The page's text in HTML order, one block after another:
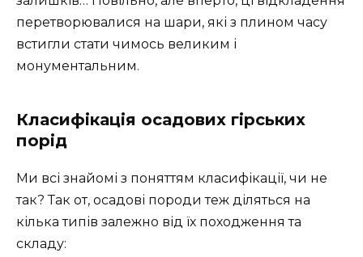
перетворювалися на шари, які з плином часу
встигли стати чимось великим і
монументальним.
Класифікація осадових гірських
порід
Ми всі знайомі з поняттям класифікації, чи не
так? Так от, осадові породи теж діляться на
кілька типів залежно від їх походження та
складу: